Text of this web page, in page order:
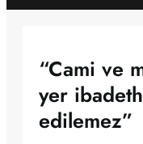
“Cami ve
yer
edilemez”